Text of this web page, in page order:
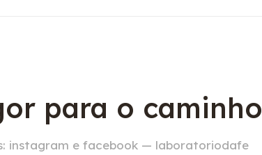
para o caminho
instagram e facebook — laboratoriodafe